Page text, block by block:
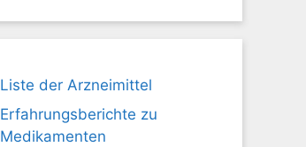
Liste der Arzneimittel
Erfahrungsberichte zu
Medikamenten